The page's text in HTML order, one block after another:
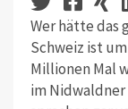
Wer hätte das
Schweiz ist
Millionen Mal
im